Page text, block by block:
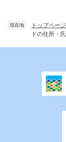
現在地 トップページ
ドの住所・